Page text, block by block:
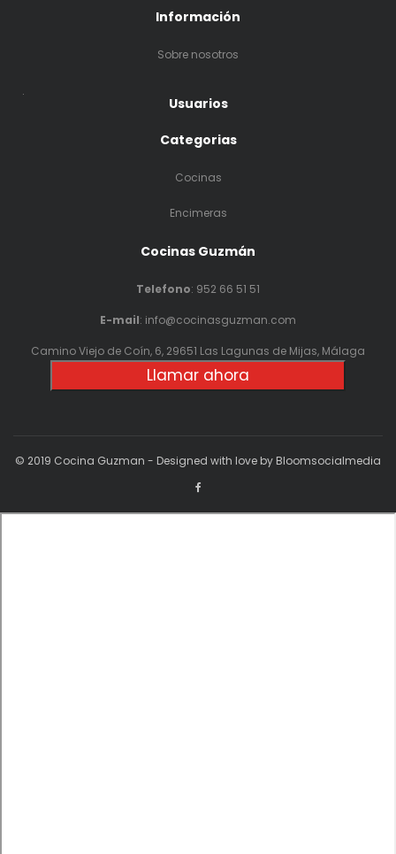
Información
Sobre nosotros
.
Usuarios
Categorias
Cocinas
Encimeras
Cocinas Guzmán
Telefono: 952 66 51 51
E-mail: info@cocinasguzman.com
Camino Viejo de Coín, 6, 29651 Las Lagunas de Mijas, Málaga
Llamar ahora
© 2019 Cocina Guzman - Designed with love by Bloomsocialmedia